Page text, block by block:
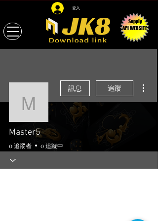
登入
Supply
API WEBSITE
Master5
訊息 追蹤
Master5
0 追蹤者 0 追蹤中